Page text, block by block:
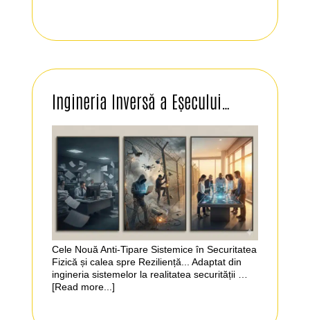
Ingineria Inversă a Eșecului…
Cele Nouă Anti-Tipare Sistemice în Securitatea
Fizică și calea spre Reziliență... Adaptat din
ingineria sistemelor la realitatea securității …
[Read more...]